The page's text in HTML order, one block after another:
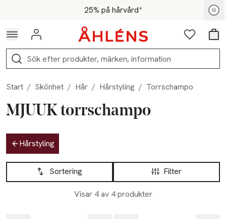
Hoppa till navigationsmenyn25% på hårvård*
För medlemmar - Shoppa nu
Logga in Favoriter
Sök
Start / Skönhet / Hår / Hårstyling / Torrschampo
MJUUK torrschampo
Hoppa till produktsidan
Hårstyling
Hoppa till produktsidan
Filter
Sortering
Visar 4 av 4 produkter
Lista över produkter